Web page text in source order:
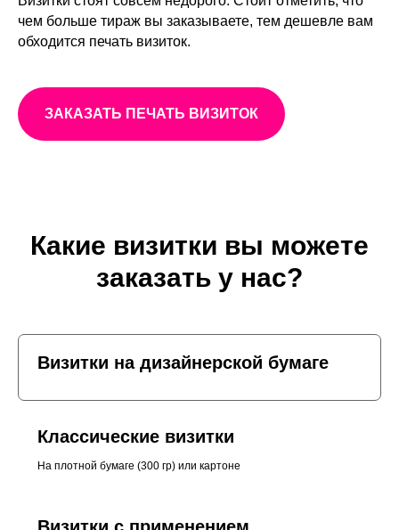
чем больше тираж вы заказываете, тем дешевле вам
обходится печать визиток.
ЗАКАЗАТЬ ПЕЧАТЬ ВИЗИТОК
Какие визитки вы можете
заказать у нас?
Визитки на дизайнерской бумаге
Классические визитки
На плотной бумаге (300 гр) или картоне